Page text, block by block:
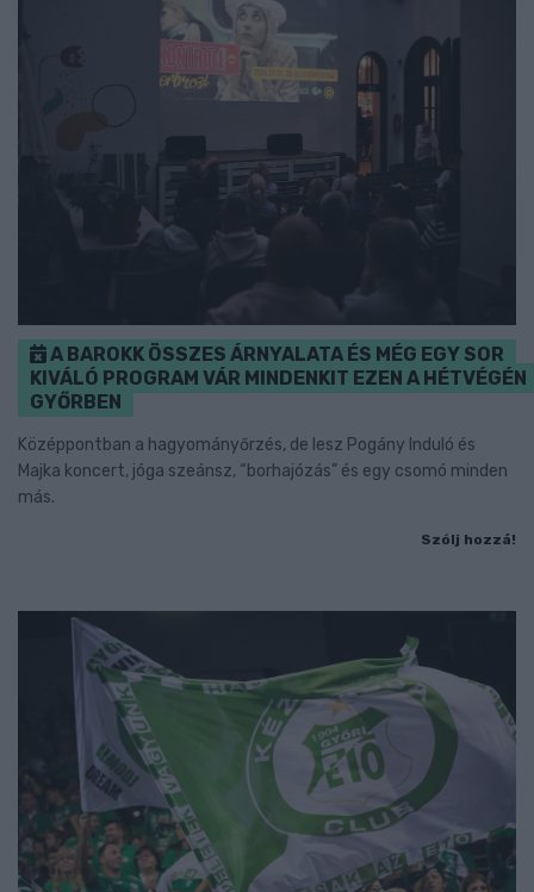
A BAROKK ÖSSZES ÁRNYALATA ÉS MÉG EGY SOR
KIVÁLÓ PROGRAM VÁR MINDENKIT EZEN A HÉTVÉGÉN
GYŐRBEN
Középpontban a hagyományőrzés, de lesz Pogány Induló és
Majka koncert, jóga szeánsz, “borhajózás” és egy csomó minden
más.
Szólj hozzá!